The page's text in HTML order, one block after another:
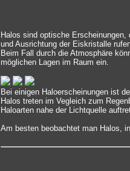
Halos sind optische
und Ausrichtung der Eiskristalle
Beim Fall durch die Atmosphäre
möglichen Lagen im Raum ein.
Bei einigen Haloerscheinungen ist
Halos treten im Vegleich zum
Haloarten nahe der Lichtquelle
Am besten beobachtet man Halos,